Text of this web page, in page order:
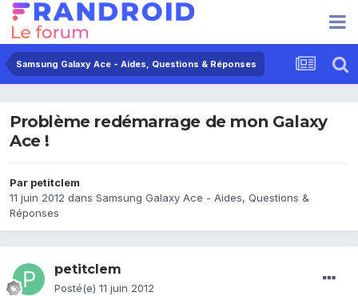
Samsung Galaxy Ace - Aides, Questions & Réponses
Problème redémarrage de mon Galaxy
Ace !
Par petitclem
11 juin 2012 dans Samsung Galaxy Ace - Aides, Questions &
Réponses
petitclem
Posté(e) 11 juin 2012